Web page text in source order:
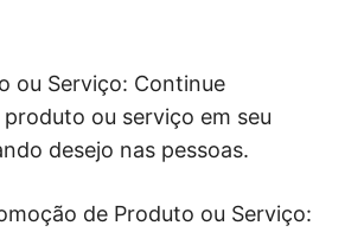
ou Serviço: Continue
ou serviço em seu
desejo nas pessoas.
de Produto ou Serviço: